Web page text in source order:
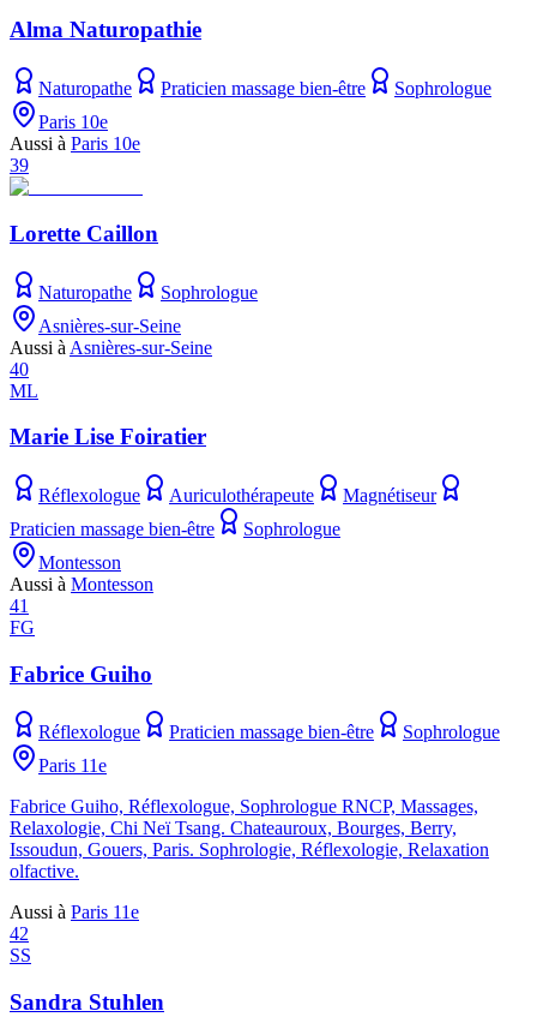
Alma Naturopathie
Naturopathe Praticien massage bien-être
Sophrologue
Paris 10e
Aussi à Paris 10e
39
Lorette Caillon
Naturopathe
Sophrologue
Asnières-sur-Seine
Aussi à Asnières-sur-Seine
40
ML
Marie Lise Foiratier
Réflexologue Auriculothérapeute
Magnétiseur
Praticien massage bien-être
Sophrologue
Montesson
Aussi à Montesson
41
FG
Fabrice Guiho
Réflexologue Praticien massage bien-être
Sophrologue
Paris 11e
Fabrice Guiho, Réflexologue, Sophrologue RNCP, Massages,
Relaxologie, Chi Neï Tsang. Chateauroux, Bourges, Berry,
Issoudun, Gouers, Paris. Sophrologie, Réflexologie, Relaxation
olfactive.
Aussi à Paris 11e
42
SS
Sandra Stuhlen